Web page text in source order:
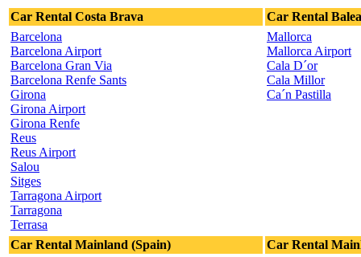
Car Rental Costa Brava
Car Rental
Barcelona
Barcelona Airport
Barcelona Gran Via
Barcelona Renfe Sants
Girona
Girona Airport
Girona Renfe
Reus
Reus Airport
Salou
Sitges
Tarragona Airport
Tarragona
Terrasa
Mallorca
Mallorca Airport
Cala D´or
Cala Millor
Ca´n Pastilla
Car Rental Mainland (Spain)
Car Rental